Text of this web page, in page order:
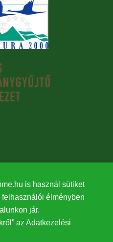
eseményeinkről!
is használ sütiket
élményben
jár.
az Adatkezelési